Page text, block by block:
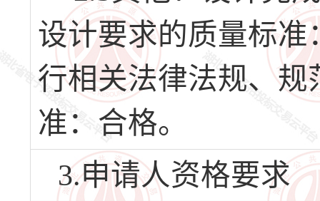
设计要求的质量标
行相关法律法规、
准：合格。
3.申请人资格要求